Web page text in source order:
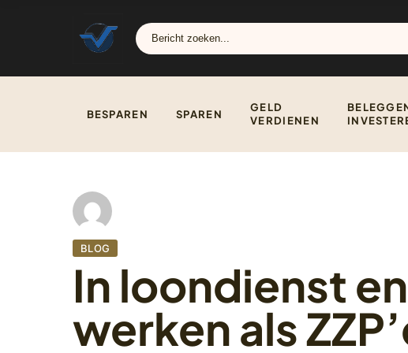
BESPAREN SPAREN
GELD
VERDIENEN
BLOG
In loondienst
werken als